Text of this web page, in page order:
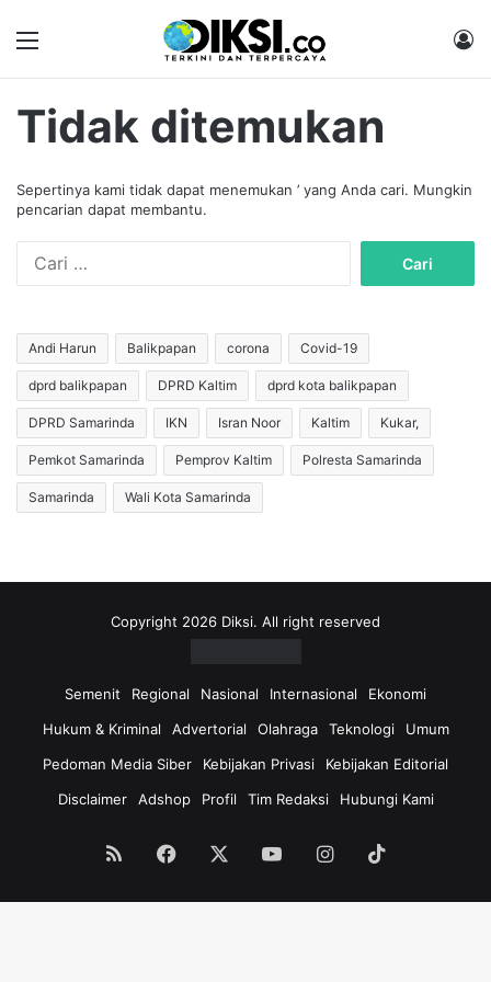
Tidak ditemukan
Sepertinya kami tidak dapat menemukan ’ yang Anda cari. Mungkin
pencarian dapat membantu.
u
n
t
u
k
:
Andi Harun Balikpapan corona Covid-19
dprd balikpapan DPRD Kaltim dprd kota balikpapan
DPRD Samarinda IKN Isran Noor Kaltim Kukar,
Pemkot Samarinda Pemprov Kaltim Polresta Samarinda
Samarinda Wali Kota Samarinda
Copyright 2026 Diksi. All right reserved
Semenit Regional Nasional Internasional
Ekonomi
Hukum & Kriminal
Advertorial Olahraga Teknologi
Umum
Pedoman Media Siber
Kebijakan Privasi
Kebijakan Editorial
Disclaimer
Adshop Profil Tim Redaksi Hubungi Kami
RSS Facebook YouTubeInstagram